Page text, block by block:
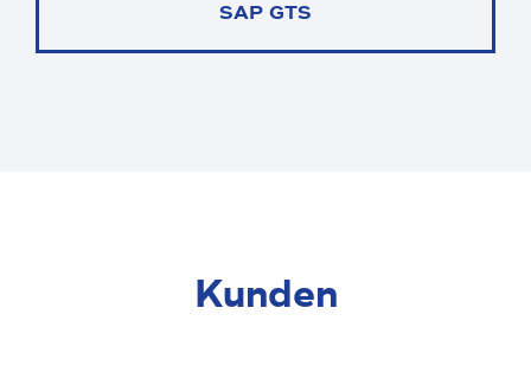
SAP GTS
Kunden